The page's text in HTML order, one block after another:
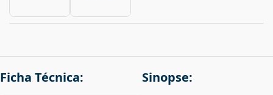
Ficha Técnica: Sinopse: